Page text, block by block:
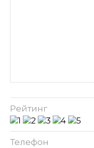
Рейтинг
Телефон